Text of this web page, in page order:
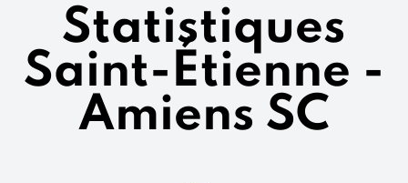
Statistiques
Saint-Étienne -
Amiens SC